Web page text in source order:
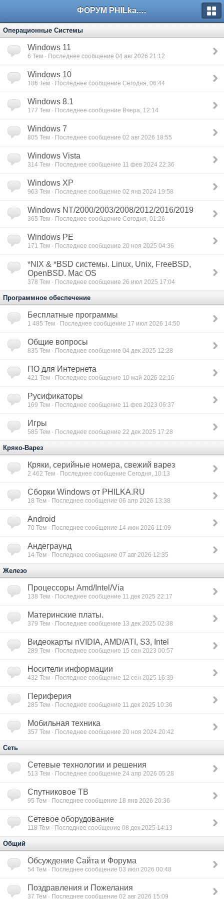
ФОРУМ PHILka.RU
Операционные Системы
Windows 11
6 Тем · Последнее сообщение 04 авг 2026 21:12
Windows 10
186 Тем · Последнее сообщение Сегодня, 06:44
Windows 8.1
177 Тем · Последнее сообщение Вчера, 12:14
Windows 7
805 Тем · Последнее сообщение 02 авг 2026 18:55
Windows Vista
314 Тем · Последнее сообщение 11 фев 2024 22:36
Windows XP
963 Тем · Последнее сообщение 02 янв 2024 19:58
Windows NT/2000/2003/2008/2012/2016/2019
365 Тем · Последнее сообщение Сегодня, 01:26
Windows PE
171 Тем · Последнее сообщение 20 ноя 2025 04:36
*NIX & *BSD сиcтемы. Linux, Unix, FreeBSD,
OpenBSD. Mac OS
378 Тем · Последнее сообщение 26 июл 2025 17:04
Программное обеспечение
Бесплатные программы
1 485 Тем · Последнее сообщение 17 июл 2026 14:50
Общие вопросы
835 Тем · Последнее сообщение 04 дек 2025 12:28
ПО для Интернета
421 Тем · Последнее сообщение 10 май 2026 22:16
Русификаторы
169 Тем · Последнее сообщение 11 фев 2023 06:37
Игры
585 Тем · Последнее сообщение 22 дек 2025 17:28
Кряко-Варез
Кряки, серийные номера, свежий варез
2 462 Тем · Последнее сообщение Сегодня, 10:13
Сборки Windows от PHILKA.RU
18 Тем · Последнее сообщение 06 апр 2026 13:38
Android
70 Тем · Последнее сообщение 14 июн 2026 11:09
Андеграунд
14 Тем · Последнее сообщение 07 авг 2026 12:35
Железо
Процессоры Amd/Intel/Via
138 Тем · Последнее сообщение 11 дек 2025 22:17
Материнские платы.
379 Тем · Последнее сообщение 13 дек 2025 02:38
Видеокарты nVIDIA, AMD/ATI, S3, Intel
289 Тем · Последнее сообщение 15 сен 2023 00:57
Носители информации
432 Тем · Последнее сообщение 12 сен 2025 16:39
Периферия
285 Тем · Последнее сообщение 11 дек 2025 10:36
Мобильная техника
357 Тем · Последнее сообщение 20 ноя 2024 20:42
Сеть
Сетевые технологии и решения
513 Тем · Последнее сообщение 24 апр 2026 05:28
Спутниковое ТВ
95 Тем · Последнее сообщение 18 янв 2026 20:36
Сетевое оборудование
118 Тем · Последнее сообщение 08 дек 2025 14:13
Общий
Обсуждение Сайта и Форума
54 Тем · Последнее сообщение 03 июл 2026 00:48
Поздравления и Пожелания
37 Тем · Последнее сообщение 02 авг 2026 15:09